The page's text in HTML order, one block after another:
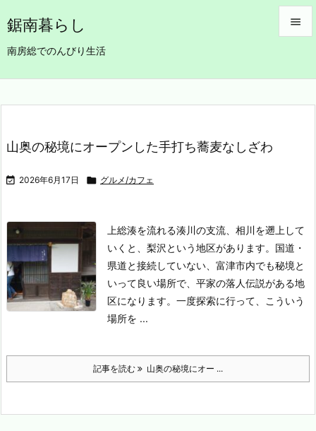
鋸南暮らし
南房総でのんびり生活

山奥の秘境にオープンした手打ち蕎麦なしざわ
 2026年6月17日  グルメ/カフェ
上総湊を流れる湊川の支流、相川を遡上して
いくと、梨沢という地区があります。国道・
県道と接続していない、富津市内でも秘境と
いって良い場所で、平家の落人伝説がある地
区になります。 一度探索に行って、こういう
場所を ...
記事を読む 山奥の秘境にオー ...